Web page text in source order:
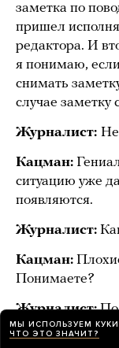
заметка по
пришел
редактора. И
я понимаю,
снимать
случае заметку
Журналист: Не
Кацман:
ситуацию уже
появляются.
Журналист:
Кацман:
Понимаете?
Журналист:По
Кацман:Да.
МЫ ИСПОЛЬЗУЕМ
ЧТО ЭТО ЗНАЧИТ?